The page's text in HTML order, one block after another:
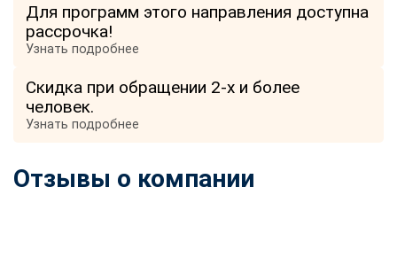
Для программ этого направления доступна
рассрочка!
Узнать подробнее
Скидка при обращении 2-х и более
человек.
Узнать подробнее
Отзывы о компании